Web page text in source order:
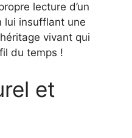
lecture d’un
lui insufflant une
vivant qui
du temps !
et